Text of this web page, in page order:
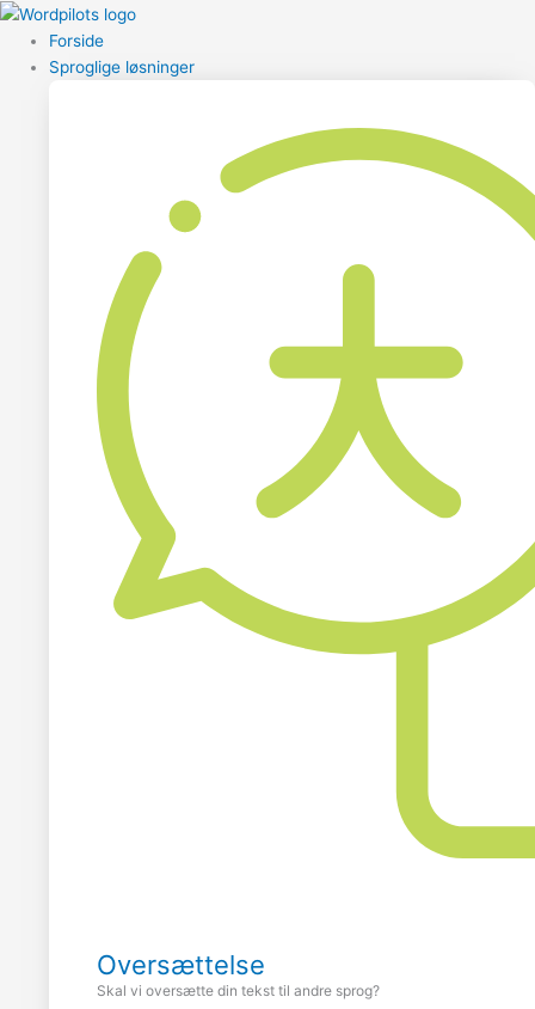
Forside
Sproglige løsninger
Oversættelse
Skal vi oversætte din tekst til andre sprog?